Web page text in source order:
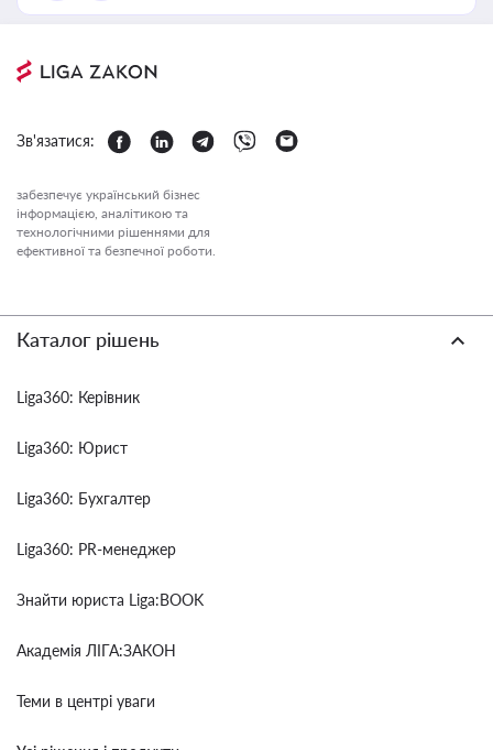
Зв'язатися:
забезпечує український бізнес
інформацією, аналітикою та
технологічними рішеннями для
ефективної та безпечної роботи.
Каталог рішень
Liga360: Керівник
Liga360: Юрист
Liga360: Бухгалтер
Liga360: PR-менеджер
Знайти юриста Liga:BOOK
Академія ЛІГА:ЗАКОН
Теми в центрі уваги